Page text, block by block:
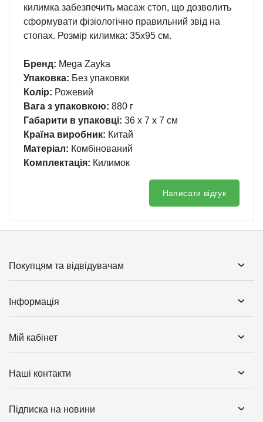
килимка забезпечить масаж стоп, що дозволить
сформувати фізіологічно правильний звід на
стопах. Розмір килимка: 35х95 см.
Бренд: Mega Zayka
Упаковка: Без упаковки
Колір: Рожевий
Вага з упаковкою: 880 г
Габарити в упаковці: 36 x 7 x 7 см
Країна виробник: Китай
Матеріал: Комбінований
Комплектація: Килимок
Написати відгук
Покупцям та відвідувачам
Інформація
Мій кабінет
Наші контакти
Підписка на новини